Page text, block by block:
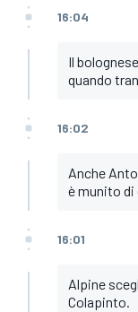
16:04
Il
quando
16:02
Anche
è munito di
16:01
Alpine
Colapinto.